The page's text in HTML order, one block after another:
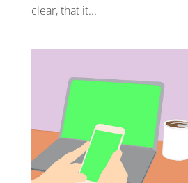
clear, that it...